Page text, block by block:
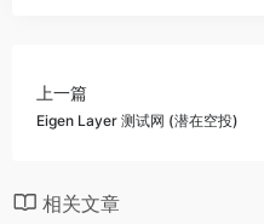
上一篇
Eigen Layer 测试网 (潜在空投)
相关文章